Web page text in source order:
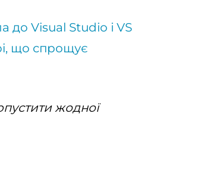
до Visual Studio і VS
що спрощує
жодної